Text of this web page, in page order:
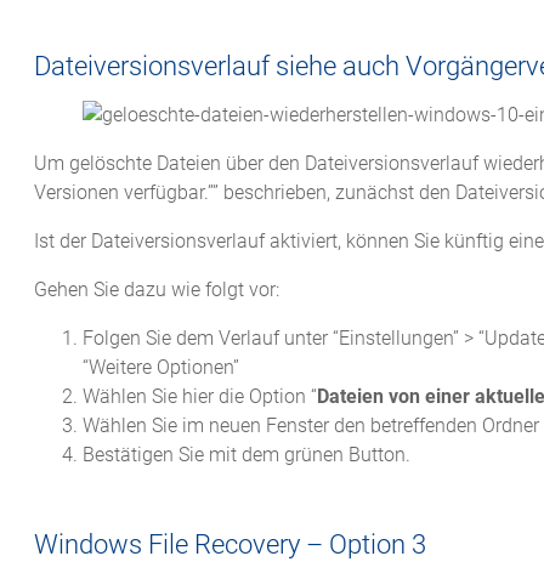
Dateiversionsverlauf siehe auch
Um gelöschte Dateien über den Dateiversionsverlauf
Versionen verfügbar.”” beschrieben, zunächst den
Ist der Dateiversionsverlauf aktiviert, können Sie künftig
Gehen Sie dazu wie folgt vor:
Folgen Sie dem Verlauf unter “Einstellungen” >
“Weitere Optionen”
Wählen Sie hier die Option “Dateien von einer
Wählen Sie im neuen Fenster den betreffenden
Bestätigen Sie mit dem grünen Button.
Windows File Recovery – Option 3